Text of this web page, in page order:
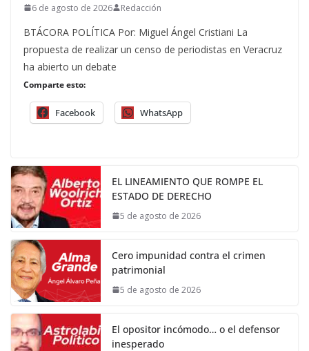
6 de agosto de 2026 Redacción
BTÁCORA POLÍTICA Por: Miguel Ángel Cristiani La
propuesta de realizar un censo de periodistas en Veracruz
ha abierto un debate
Comparte esto:
Facebook WhatsApp
EL LINEAMIENTO QUE ROMPE EL
ESTADO DE DERECHO
5 de agosto de 2026
Cero impunidad contra el crimen
patrimonial
5 de agosto de 2026
El opositor incómodo… o el defensor
inesperado